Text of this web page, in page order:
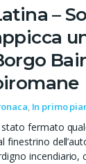
–
, In primo
stato fermato
finestrino
incendiario,